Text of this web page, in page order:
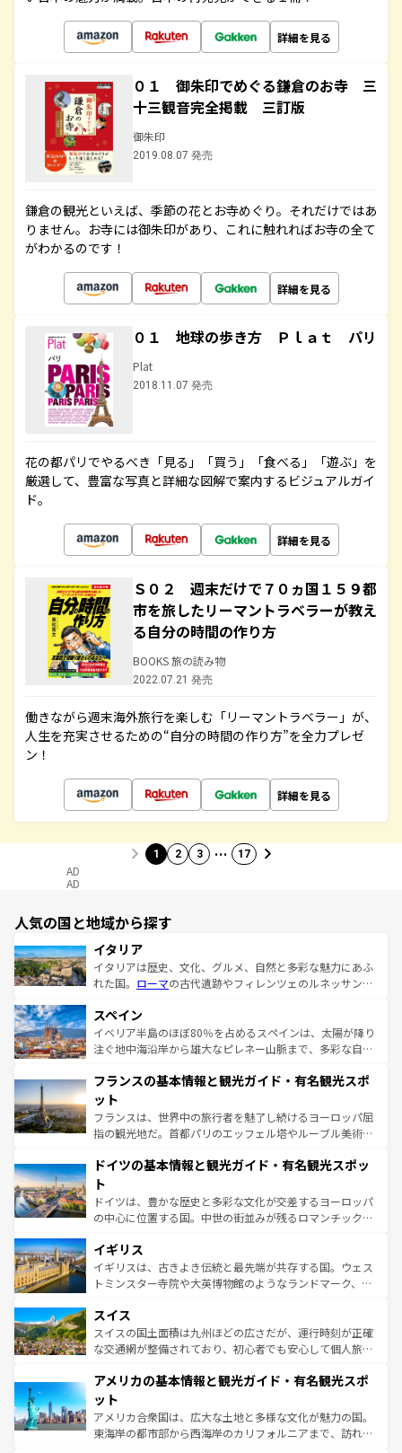
詳細を見る
０１ 御朱印でめぐる鎌倉のお寺 三
十三観音完全掲載 三訂版
御朱印
2019.08.07 発売
鎌倉の観光といえば、季節の花とお寺めぐり。それだけではあ
りません。お寺には御朱印があり、これに触れればお寺の全て
がわかるのです！
詳細を見る
０１ 地球の歩き方 Ｐｌａｔ パリ
Plat
2018.11.07 発売
花の都パリでやるべき「見る」「買う」「食べる」「遊ぶ」を
厳選して、豊富な写真と詳細な図解で案内するビジュアルガイ
ド。
詳細を見る
Ｓ０２ 週末だけで７０ヵ国１５９都
市を旅したリーマントラベラーが教え
る自分の時間の作り方
BOOKS 旅の読み物
2022.07.21 発売
働きながら週末海外旅行を楽しむ「リーマントラベラー」が、
人生を充実させるための“自分の時間の作り方”を全力プレゼ
ン！
詳細を見る
1 2 3 … 17
AD
AD
人気の国と地域から探す
イタリア
イタリアは歴史、文化、グルメ、自然と多彩な魅力にあふ
れた国。 ローマの古代遺跡やフィレンツェのルネッサンス
ろん、トスカーナの美しい田園風景やアマルフィ海岸の絶
景など、自然景観も見逃せない。観光の合間には、本場の
ピザやパスタなど、絶品のイタリア料理を堪能することも
ませてくれるイタリアで、忘れられない旅をしてみよう！
なお、新着のイタリア情報は
しい。
スペイン
イベリア半島のほぼ80％を占めるスペインは、太陽が降り
注ぐ地中海沿岸から雄大なピレネー山脈まで、多彩な自然
文化が根付くこの国では、情熱的なフラメンコ、熱気あふ
れる闘牛、そして美味しいタパスが生活の一部となってい
る。首都マドリードの洗練された雰囲気や、バルセロナの
アートに溢れた街角から、地方では古代ローマ遺跡や中世
せる。地方によって風土や気候が異なるスペインはその個
ンテンツ一覧 を参照してほしい。
フランスの基本情報と観光ガイド・有名観光スポ
ット
フランスは、世界中の旅行者を魅了し続けるヨーロッパ屈
指の観光地だ。首都パリのエッフェル塔やルーブル美術館
で、幅広い魅力が詰まっている。華麗な宮殿、歴史的な大
聖堂、美しいビーチ、そして豊かな自然が、訪れる者を心
から魅了する。また、フランスは美食の国としても知ら
れ、フランス料理はユネスコ無形文化遺産にも登録されて
香り高いラベンダー畑など、多彩な楽しみ方が可能だ。さ
らに、パリ以外の地域にも魅力が溢れており、どの街角に
も豊かな歴史と文化が息づいている。パリ以外の個性あふ
を参照してほしい。
ドイツの基本情報と観光ガイド・有名観光スポッ
ト
ドイツは、豊かな歴史と多彩な文化が交差するヨーロッパ
の中心に位置する国。中世の街並みが残るロマンチック街
顔を持つこの国は、どこを歩いても飽きることがない。ベ
ルリンの文化的活気、バイエルン州のアルプスの絶景、そ
してライン川沿いのワイン畑といった風景は必見。ビール
は、お酒好きな人にはぜひ体験してほしい。 なお、新着の
ドイツ情報はコンテンツ一覧を参照してほしい。
イギリス
イギリスは、古きよき伝統と最先端が共存する国。ウェス
トミンスター寺院や大英博物館のようなランドマーク、歴
リアごとに異なる魅力がある。また、優雅なアフタヌーン
ティー、ビール好きにはたまらない英国パブ、サッカー観
戦など、本場だからこそできる体験も豊富。イギリスを旅
ンツ一覧を参照してほしい。
スイス
スイスの国土面積は九州ほどの広さだが、運行時刻が正確
な交通網が整備されており、初心者でも安心して個人旅行
の建物がそのまま残る町や、スイスならではのユニークな
博物館もあり、アルプス観光だけでなく町歩きも満喫する
ことができる。国民の所得が高いため物価も高いが、旅行
者向けの交通パス提供のサービスもあり、うまく活用すれ
アメリカの基本情報と観光ガイド・有名観光スポ
ット
アメリカ合衆国は、広大な土地と多様な文化が魅力の国。
東海岸の都市部から西海岸のカリフォルニアまで、訪れる